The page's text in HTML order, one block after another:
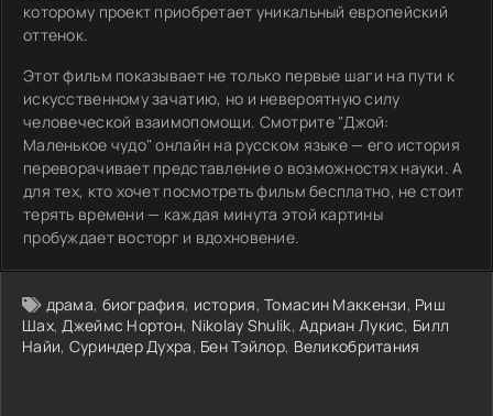
которому проект приобретает уникальный европейский
оттенок.
Этот фильм показывает не только первые шаги на пути к
искусственному зачатию, но и невероятную силу
человеческой взаимопомощи. Смотрите "Джой:
Маленькое чудо" онлайн на русском языке — его история
переворачивает представление о возможностях науки. А
для тех, кто хочет посмотреть фильм бесплатно, не стоит
терять времени — каждая минута этой картины
пробуждает восторг и вдохновение.
драма, биография, история,Томасин Маккензи, Риш
Шах,Джеймс Нортон, Nikolay Shulik,Адриан Лукис, Билл
Найи, Суриндер Духра, Бен Тэйлор, Великобритания